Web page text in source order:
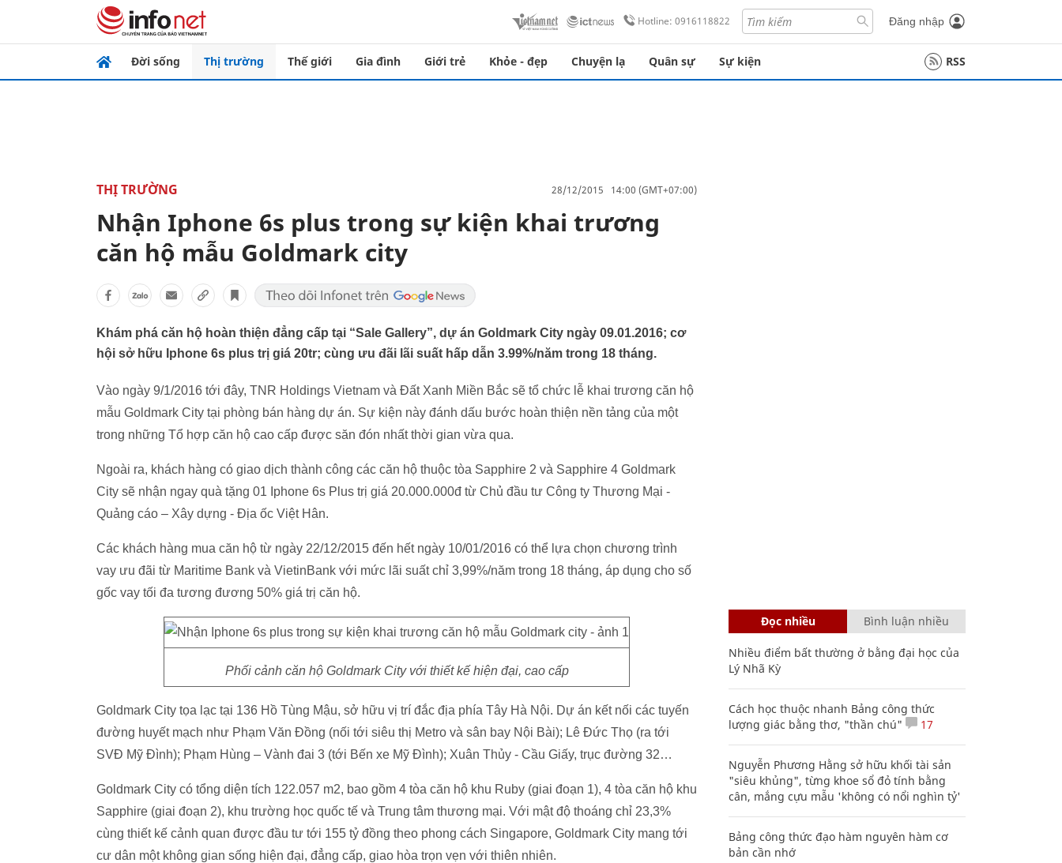
Hotline: 0916118822 Đăng nhập
Đời sống Thị trường Thế giới Gia đình Giới trẻ Khỏe - đẹp Chuyện lạ Quân sự Sự kiện RSS
THỊ TRƯỜNG 28/12/2015 14:00 (GMT+07:00)
Nhận Iphone 6s plus trong sự kiện khai trương
căn hộ mẫu Goldmark city
Khám phá căn hộ hoàn thiện đẳng cấp tại “Sale Gallery”, dự án Goldmark City ngày 09.01.2016; cơ
hội sở hữu Iphone 6s plus trị giá 20tr; cùng ưu đãi lãi suất hấp dẫn 3.99%/năm trong 18 tháng.
Vào ngày 9/1/2016 tới đây, TNR Holdings Vietnam và Đất Xanh Miền Bắc sẽ tổ chức lễ khai trương căn hộ
mẫu Goldmark City tại phòng bán hàng dự án. Sự kiện này đánh dấu bước hoàn thiện nền tảng của một
trong những Tổ hợp căn hộ cao cấp được săn đón nhất thời gian vừa qua.
Ngoài ra, khách hàng có giao dịch thành công các căn hộ thuộc tòa Sapphire 2 và Sapphire 4 Goldmark
City sẽ nhận ngay quà tặng 01 Iphone 6s Plus trị giá 20.000.000đ từ Chủ đầu tư Công ty Thương Mại -
Quảng cáo – Xây dựng - Địa ốc Việt Hân.
Các khách hàng mua căn hộ từ ngày 22/12/2015 đến hết ngày 10/01/2016 có thể lựa chọn chương trình
vay ưu đãi từ Maritime Bank và VietinBank với mức lãi suất chỉ 3,99%/năm trong 18 tháng, áp dụng cho số
gốc vay tối đa tương đương 50% giá trị căn hộ.
Phối cảnh căn hộ Goldmark City với thiết kế hiện đại, cao cấp
Goldmark City tọa lạc tại 136 Hồ Tùng Mậu, sở hữu vị trí đắc địa phía Tây Hà Nội. Dự án kết nối các tuyến
đường huyết mạch như Phạm Văn Đồng (nối tới siêu thị Metro và sân bay Nội Bài); Lê Đức Thọ (ra tới
SVĐ Mỹ Đình); Phạm Hùng – Vành đai 3 (tới Bến xe Mỹ Đình); Xuân Thủy - Cầu Giấy, trục đường 32…
Goldmark City có tổng diện tích 122.057 m2, bao gồm 4 tòa căn hộ khu Ruby (giai đoạn 1), 4 tòa căn hộ khu
Sapphire (giai đoạn 2), khu trường học quốc tế và Trung tâm thương mại. Với mật độ thoáng chỉ 23,3%
cùng thiết kế cảnh quan được đầu tư tới 155 tỷ đồng theo phong cách Singapore, Goldmark City mang tới
cư dân một không gian sống hiện đại, đẳng cấp, giao hòa trọn vẹn với thiên nhiên.
Đọc nhiều Bình luận nhiều
Nhiều điểm bất thường ở bằng đại học của
Lý Nhã Kỳ
Cách học thuộc nhanh Bảng công thức
lượng giác bằng thơ, "thần chú"
17
Nguyễn Phương Hằng sở hữu khối tài sản
"siêu khủng", từng khoe sổ đỏ tính bằng
cân, mắng cựu mẫu 'không có nổi nghìn tỷ'
Bảng công thức đạo hàm nguyên hàm cơ
bản cần nhớ